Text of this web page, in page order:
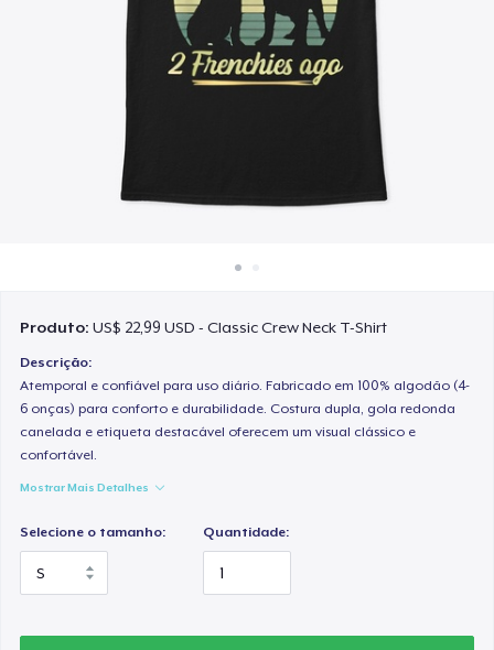
Venda em todo lugar
Produto:US$ 22,99 USD - Classic Crew Neck T-Shirt
Descrição:
Atemporal e confiável para uso diário. Fabricado em 100% algodão (4-
6 onças) para conforto e durabilidade. Costura dupla, gola redonda
canelada e etiqueta destacável oferecem um visual clássico e
confortável.
Mostrar Mais Detalhes
Selecione o tamanho: Quantidade: